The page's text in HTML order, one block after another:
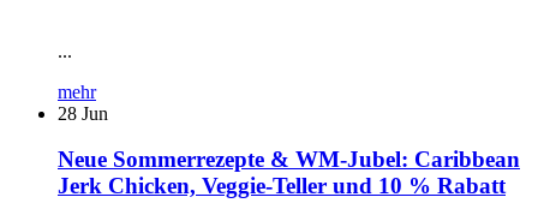
...
mehr
28 Jun
Neue Sommerrezepte & WM-Jubel: Caribbean
Jerk Chicken, Veggie-Teller und 10 % Rabatt